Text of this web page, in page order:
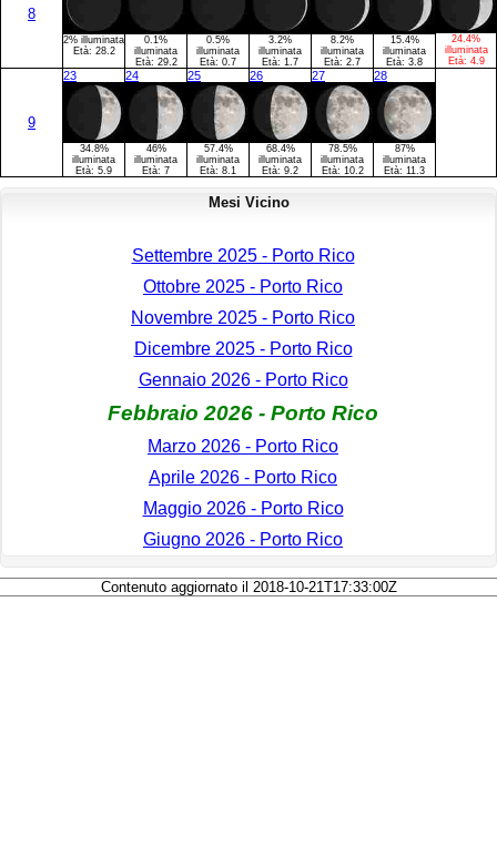
8
2% illuminata
Età: 28.2
0.1%
illuminata
Età: 29.2
0.5%
illuminata
Età: 0.7
3.2%
illuminata
Età: 1.7
8.2%
illuminata
Età: 2.7
15.4%
illuminata
Età: 3.8
24.4%
illuminata
Età: 4.9
9
23
34.8%
illuminata
Età: 5.9
24
46%
illuminata
Età: 7
25
57.4%
illuminata
Età: 8.1
26
68.4%
illuminata
Età: 9.2
27
78.5%
illuminata
Età: 10.2
28
87%
illuminata
Età: 11.3
Mesi Vicino
Settembre 2025 - Porto Rico
Ottobre 2025 - Porto Rico
Novembre 2025 - Porto Rico
Dicembre 2025 - Porto Rico
Gennaio 2026 - Porto Rico
Febbraio 2026 - Porto Rico
Marzo 2026 - Porto Rico
Aprile 2026 - Porto Rico
Maggio 2026 - Porto Rico
Giugno 2026 - Porto Rico
Contenuto aggiornato il 2018-10-21T17:33:00Z